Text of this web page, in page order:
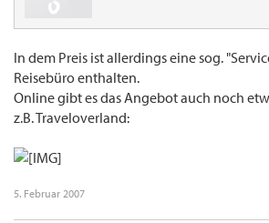
In dem Preis ist allerdings eine sog.
Reisebüro enthalten.
Online gibt es das Angebot auch noch
z.B. Traveloverland:
5. Februar 2007